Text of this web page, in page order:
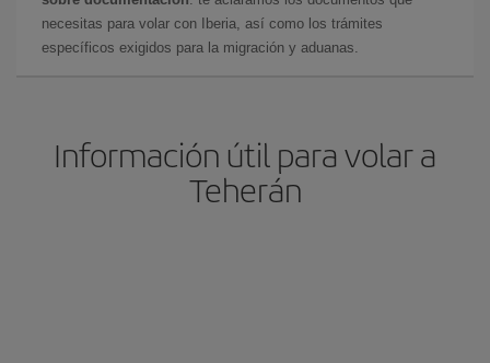
necesitas para volar con Iberia, así como los trámites
específicos exigidos para la migración y aduanas.
Información útil para volar a
Teherán